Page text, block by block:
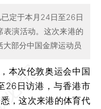
定于本月24日至26日
演活动。这次来港的
部分中国金牌运动员
次伦敦奥运会中国
26日访港，与香港市
，这次来港的体育代